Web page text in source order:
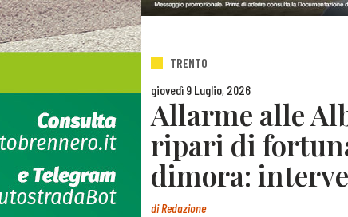
TRENTO
giovedì 9 Luglio, 2026
Allarme alle
ripari di
dimora:
diRedazione